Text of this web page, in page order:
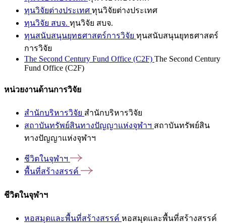
ทุนวิจัยต่างประเทศ ทุนวิจัยต่างประเทศ
ทุนวิจัย สบจ. ทุนวิจัย สบจ.
ทุนสนับสนุนยุทธศาสตร์การวิจัย ทุนสนับสนุนยุทธศาสตร์
การวิจัย
The Second Century Fund Office (C2F) The Second Century
Fund Office (C2F)
หน่วยงานด้านการวิจัย
สำนักบริหารวิจัย สำนักบริหารวิจัย
สถาบันทรัพย์สินทางปัญญาแห่งจุฬาฯ สถาบันทรัพย์สิน
ทางปัญญาแห่งจุฬาฯ
ชีวิตในจุฬาฯ
พื้นที่สร้างสรรค์
ชีวิตในจุฬาฯ
หอสมุดและพื้นที่สร้างสรรค์ หอสมุดและพื้นที่สร้างสรรค์